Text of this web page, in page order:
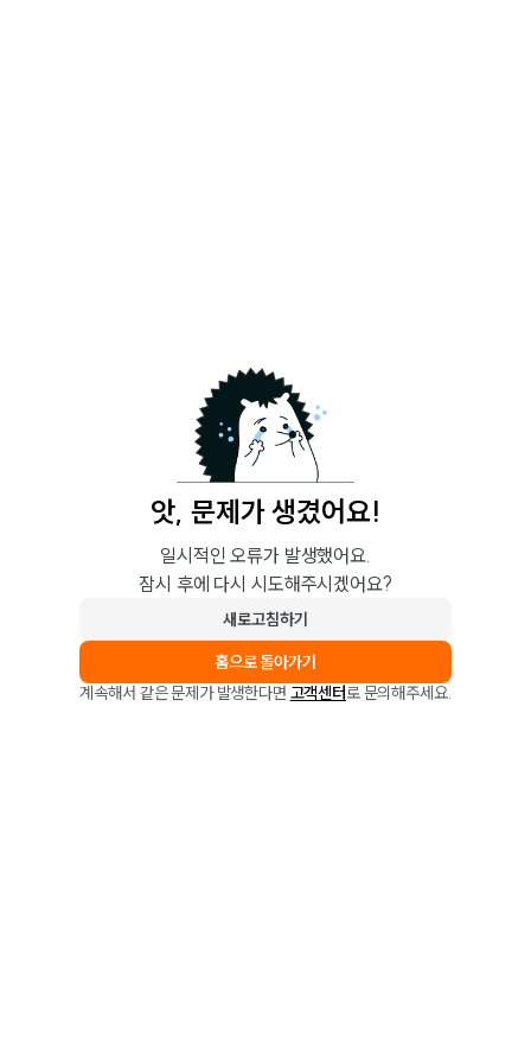
앗, 문제가 생겼어요!
일시적인 오류가 발생했어요.
잠시 후에 다시 시도해주시겠어요?
새로고침하기
홈으로 돌아가기
계속해서 같은 문제가 발생한다면 고객센터로 문의해주세요.